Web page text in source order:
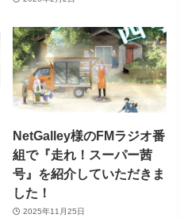
NetGalley様のFMラジオ番
組で『走れ！スーパー茜
号』を紹介していただきま
した！
2025年11月25日